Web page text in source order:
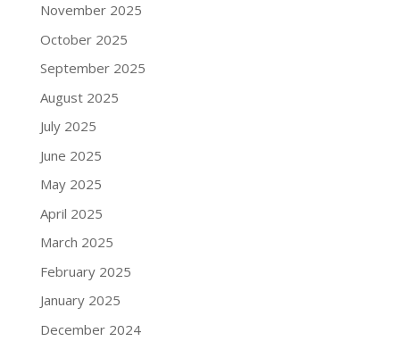
November 2025
October 2025
September 2025
August 2025
July 2025
June 2025
May 2025
April 2025
March 2025
February 2025
January 2025
December 2024